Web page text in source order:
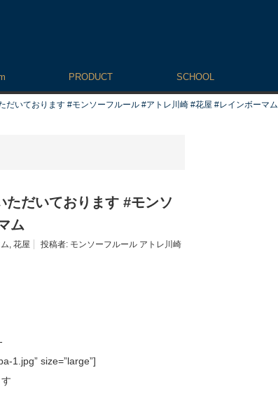
PRODUCT SCHOOL
だいております #モンソーフルール #アトレ川崎 #花屋 #レインボーマム
だいております #モンソ
ム
, 花屋 投稿者: モンソーフルール アトレ川崎
1.jpg” size=”large”]